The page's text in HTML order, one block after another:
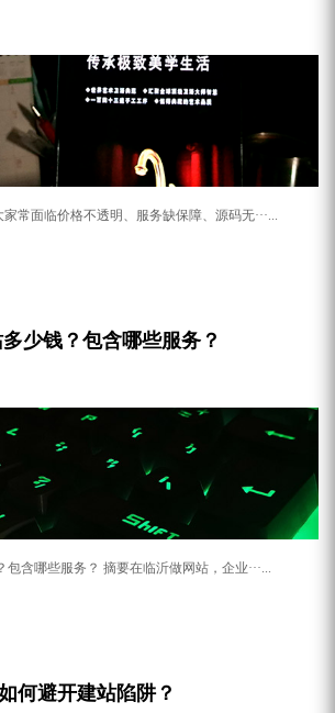
常面临价格不透明、服务缺保障、源码无···...
少钱？包含哪些服务？
包含哪些服务？ 摘要在临沂做网站，企业···...
何避开建站陷阱？